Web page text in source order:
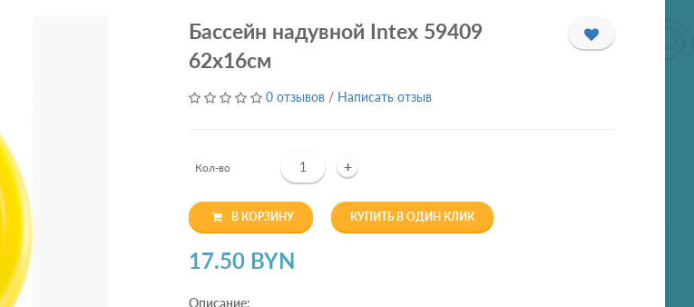
Бассейн надувной Intex 59409
62х16см
0 отзывов / Написать отзыв
Кол-во +
В КОРЗИНУ КУПИТЬ В ОДИН КЛИК
17.50 BYN
Описание: